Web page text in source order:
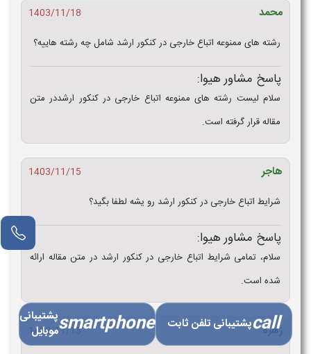
محمد
1403/11/18
رشته های ممنوعه اتباع خارجی در کنکور ارشد شامل چه رشته هاییه؟
پاسخ مشاور هیوا:
سلام لیست رشته های ممنوعه اتباع خارجی در کنکور ارشددر متن
مقاله قرار گرفته است.
هاجر
1403/11/15
شرایط اتباع خارجی در کنکور ارشد رو یشه لطفا بگید؟
پاسخ مشاور هیوا:
سلام، تمامی شرایط اتباع خارجی در کنکور ارشد در متن مقاله ارائه
شده است.
زهره
1403/11/15
callپشتیبانی تلفن ثابت smartphoneپشتیبانی
موبایل